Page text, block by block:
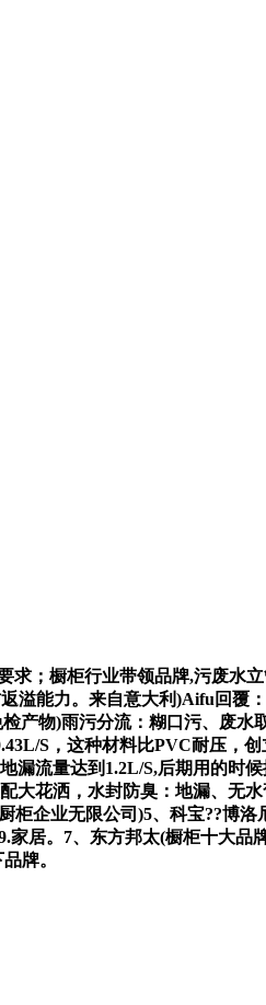
橱柜行业带领品牌,污废水
能力。来自意大利)Aifu回覆
产物)雨污分流：糊口污、废
S，这种材料比PVC耐压，
流量达到1.2L/S,后期用的时
花洒，水封防臭：地漏、无
企业无限公司)5、科宝??博
居。7、东方邦太(橱柜十大
牌。